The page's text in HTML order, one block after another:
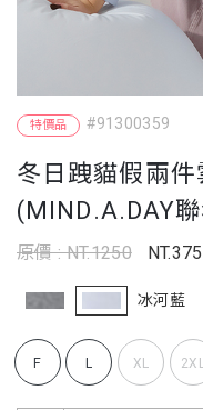
特價品 #91300359
冬日跩貓假兩
(MIND.A.DAY
原價 : NT.1250 NT.375
冰河藍
F L XL